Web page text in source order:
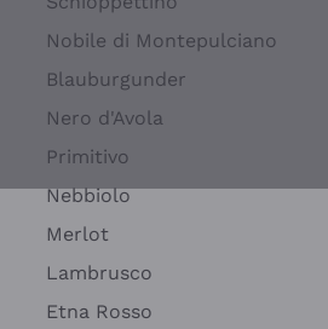
Nobile di Montepulciano
Blauburgunder
Nero d'Avola
Primitivo
Nebbiolo
Merlot
Lambrusco
Etna Rosso